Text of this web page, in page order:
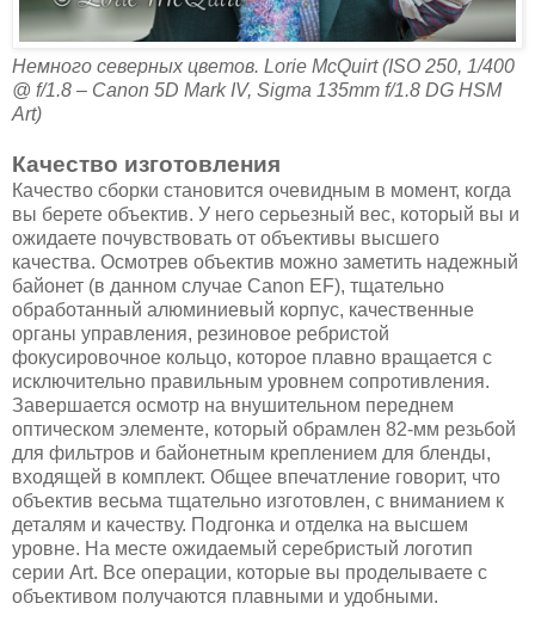
Немного северных цветов. Lorie McQuirt (ISO 250, 1/400
@ f/1.8 – Canon 5D Mark IV, Sigma 135mm f/1.8 DG HSM
Art)
Качество изготовления
Качество сборки становится очевидным в момент, когда
вы берете объектив. У него серьезный вес, который вы и
ожидаете почувствовать от объективы высшего
качества. Осмотрев объектив можно заметить надежный
байонет (в данном случае Canon EF), тщательно
обработанный алюминиевый корпус, качественные
органы управления, резиновое ребристой
фокусировочное кольцо, которое плавно вращается с
исключительно правильным уровнем сопротивления.
Завершается осмотр на внушительном переднем
оптическом элементе, который обрамлен 82-мм резьбой
для фильтров и байонетным креплением для бленды,
входящей в комплект. Общее впечатление говорит, что
объектив весьма тщательно изготовлен, с вниманием к
деталям и качеству. Подгонка и отделка на высшем
уровне. На месте ожидаемый серебристый логотип
серии Art. Все операции, которые вы проделываете с
объективом получаются плавными и удобными.